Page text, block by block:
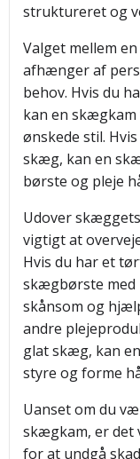
struktureret og
Valget mellem
afhænger af
behov. Hvis du
kan en
ønskede stil.
skæg, kan en
børste og pleje
Udover
vigtigt at
Hvis du har et
skægbørste
skånsom og
andre
glat skæg, kan
styre og forme
Uanset om du
skægkam, er det
for at undgå